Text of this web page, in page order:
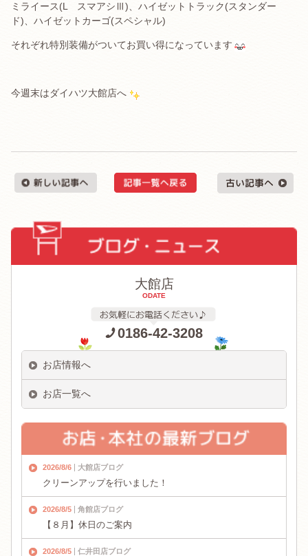
ミライース(L スマアシⅢ)、ハイゼットトラック(スタンダー
ド)、ハイゼットカーゴ(スペシャル)
それぞれ特別装備がついてお買い得になっています
今週末はダイハツ大館店へ
大館店
ODATE
0186-42-3208
お店情報へ
お店一覧へ
2026/8/6 大館店ブログ
クリーンアップを行いました！
2026/8/5 角館店ブログ
【８月】休日のご案内
2026/8/5 仁井田店ブログ